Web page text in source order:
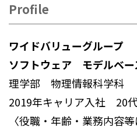
Profile
ワイドバリューグループ
ソフトウェア モデルベー
理学部 物理情報科学科
2019年キャリア入社 20
〈役職・年齢・業務内容